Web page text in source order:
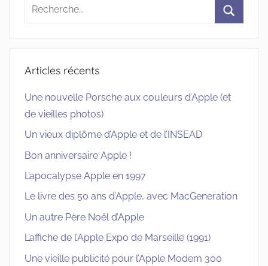
Recherche
:
Articles récents
Une nouvelle Porsche aux couleurs d’Apple (et
de vieilles photos)
Un vieux diplôme d’Apple et de l’INSEAD
Bon anniversaire Apple !
L’apocalypse Apple en 1997
Le livre des 50 ans d’Apple, avec MacGeneration
Un autre Père Noël d’Apple
L’affiche de l’Apple Expo de Marseille (1991)
Une vieille publicité pour l’Apple Modem 300